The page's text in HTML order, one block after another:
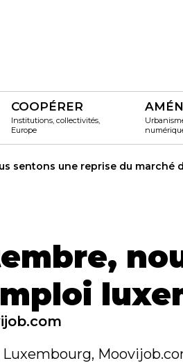
COOPÉRER
Institutions, collectivités,
Europe
sentons une reprise du marché